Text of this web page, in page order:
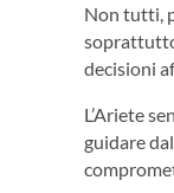
Non tutti,
decisioni
L’Ariete
guidare